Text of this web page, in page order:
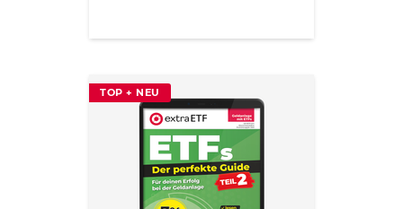
ETF-
Guide
TOP + NEU